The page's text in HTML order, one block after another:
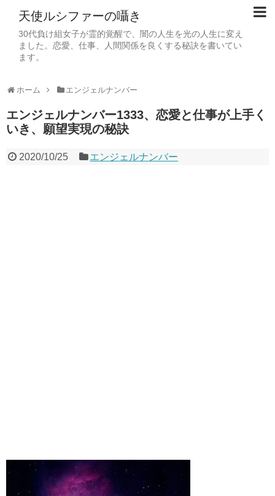
天使ルシファーの囁き
30代負け組女子が霊的覚醒で、闇の人生を光の人生に変え
ました。恋愛、仕事、人間関係を良くする秘訣を書いてい
ます。
ホーム エンジェルナンバー
エンジェルナンバー1333、恋愛と仕事が上手く
いき、願望実現の秘訣
2020/10/25 エンジェルナンバー